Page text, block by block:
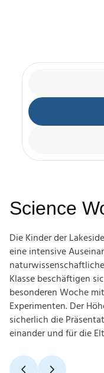
Science
Die Kinder der
eine intensive
Klasse beschäftigen
besonderen Woche
Experimenten. Der
sicherlich die
einander und für die